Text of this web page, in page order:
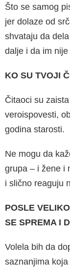
Što se samog
jer dolaze od
shvataju da
dalje i da im
KO SU TVOJI
Čitaoci su
veroispovesti,
godina starosti.
Ne mogu da
grupa – i žene i
i slično reaguju
POSLE
SE SPREMA I
Volela bih da
saznanjima